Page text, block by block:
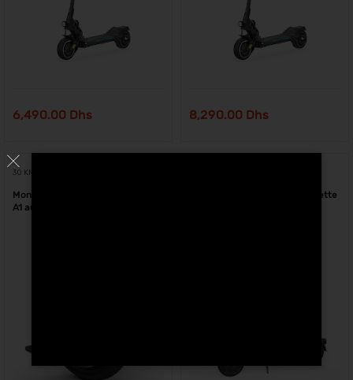
6,490.00 Dhs 8,290.00 Dhs
30 KM
Monoroue Eléctrique Ninebot One
A1 au Maroc
Segway Ninebot D18E trottinette